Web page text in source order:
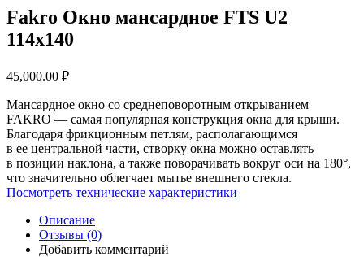
Fakro Окно мансардное FTS U2
114х140
45,000.00 ₽
Мансардное окно со среднеповоротным открыванием
FAKRO — самая популярная конструкция окна для крыши.
Благодаря фрикционным петлям, располагающимся
в ее центральной части, створку окна можно оставлять
в позиции наклона, а также поворачивать вокруг оси на 180°,
что значительно облегчает мытье внешнего стекла.
Посмотреть технические характеристики
Описание
Отзывы (0)
Добавить комментарий